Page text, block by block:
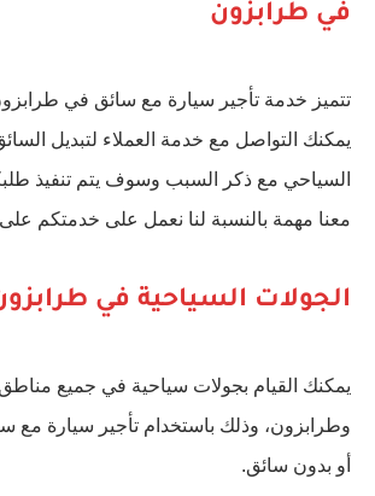
في طرابزون
تتميز خدمة تأجير سيارة مع سائق في
يمكنك التواصل مع خدمة العملاء لتبديل
السياحي مع ذكر السبب وسوف يتم تنفيذ
معنا مهمة بالنسبة لنا نعمل على خدمتكم على مدار
الجولات السياحية في
يمكنك القيام بجولات سياحية في جميع
وطرابزون، وذلك باستخدام تأجير سيارة مع
أو بدون سائق.